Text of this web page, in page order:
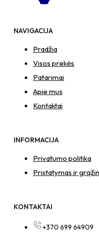
NAVIGACIJA
Pradžia
Visos prekės
Patarimai
Apie mus
Kontaktai
INFORMACIJA
Privatumo politika
Pristatymas ir
KONTAKTAI
+370 699 64909